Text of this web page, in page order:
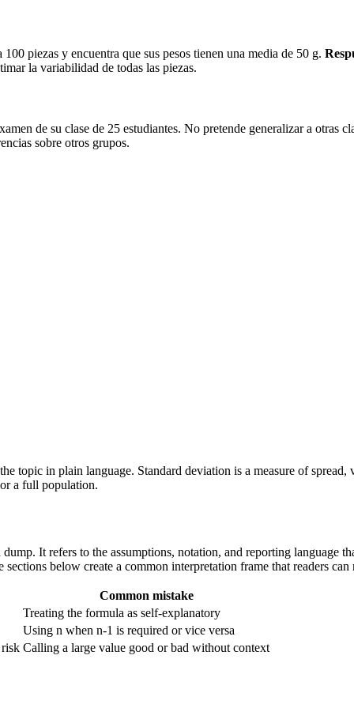
piezas y encuentra que sus pesos tienen una media de 50 g.
la variabilidad de todas las piezas.
de su clase de 25 estudiantes. No pretende generalizar a otras
sobre otros grupos.
topic in plain language. Standard deviation is a measure of spread,
a full population.
It refers to the assumptions, notation, and reporting language
below create a common interpretation frame that readers can
Common mistake
Treating the formula as self-explanatory
Using n when n-1 is required or vice versa
risk Calling a large value good or bad without context